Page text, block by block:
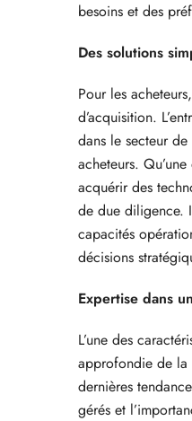
besoins et des
Des solutions
Pour les
d’acquisition.
dans le secteur
acheteurs.
acquérir des
de due diligence.
capacités
décisions
Expertise dans
L’une des
approfondie de la
dernières
gérés et